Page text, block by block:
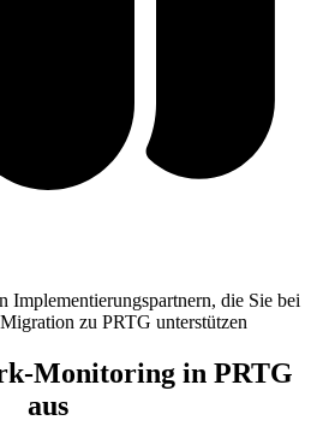
die Sie bei
zu PRTG unterstützen
Monitoring in PRTG
aus